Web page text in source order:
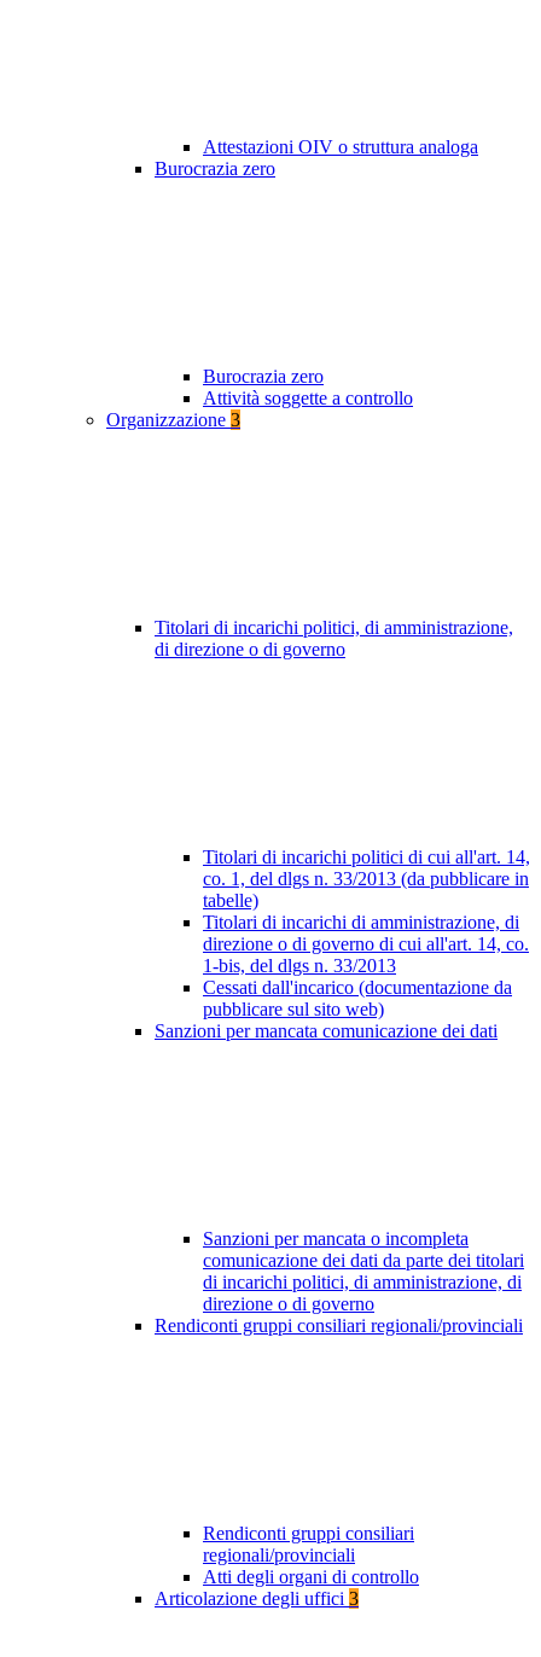
Attestazioni OIV o struttura analoga
Burocrazia zero
Burocrazia zero
Attività soggette a controllo
Organizzazione 3
Titolari di incarichi politici, di amministrazione,
di direzione o di governo
Titolari di incarichi politici di cui all'art. 14,
co. 1, del dlgs n. 33/2013 (da pubblicare in
tabelle)
Titolari di incarichi di amministrazione, di
direzione o di governo di cui all'art. 14, co.
1-bis, del dlgs n. 33/2013
Cessati dall'incarico (documentazione da
pubblicare sul sito web)
Sanzioni per mancata comunicazione dei dati
Sanzioni per mancata o incompleta
comunicazione dei dati da parte dei titolari
di incarichi politici, di amministrazione, di
direzione o di governo
Rendiconti gruppi consiliari regionali/provinciali
Rendiconti gruppi consiliari
regionali/provinciali
Atti degli organi di controllo
Articolazione degli uffici 3